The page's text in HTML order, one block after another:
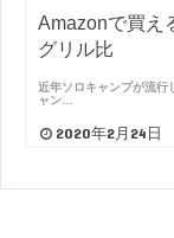
Amazonで買え
グリル比
近年ソロキャンプが流行
ャン…
2020年2月24日